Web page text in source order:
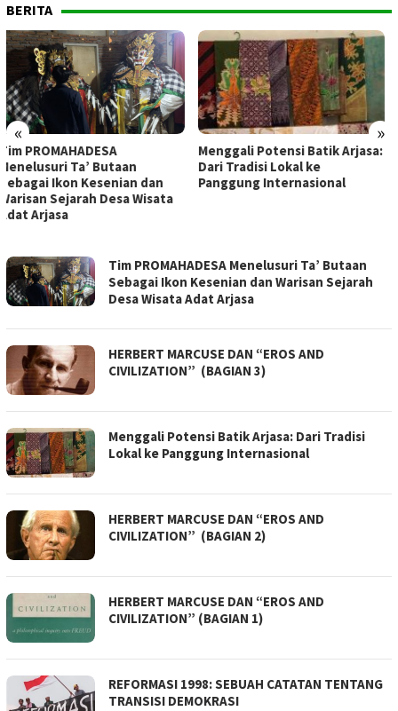
BERITA
« »
Menggali Potensi Batik Arjasa:
Dari Tradisi Lokal ke
Panggung Internasional
Daurah Ad-Du’at Asy-Syabab
Perkuat Kompetensi Da’i
Muda Se-Jawa Timur
TITIAN
Tim PROMAHADESA Menelusuri Ta’ Butaan
Sebagai Ikon Kesenian dan Warisan Sejarah
Desa Wisata Adat Arjasa
HERBERT MARCUSE DAN “EROS AND
CIVILIZATION” (BAGIAN 3)
Menggali Potensi Batik Arjasa: Dari Tradisi
Lokal ke Panggung Internasional
HERBERT MARCUSE DAN “EROS AND
CIVILIZATION” (BAGIAN 2)
HERBERT MARCUSE DAN “EROS AND
CIVILIZATION” (BAGIAN 1)
REFORMASI 1998: SEBUAH CATATAN TENTANG
TRANSISI DEMOKRASI